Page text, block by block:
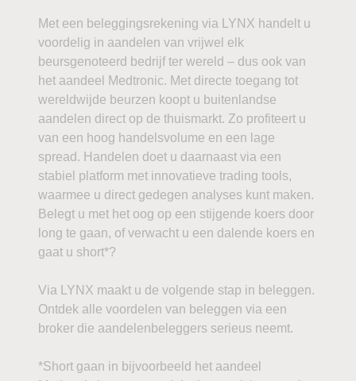
Met een beleggingsrekening via LYNX handelt u
voordelig in aandelen van vrijwel elk
beursgenoteerd bedrijf ter wereld – dus ook van
het aandeel Medtronic. Met directe toegang tot
wereldwijde beurzen koopt u buitenlandse
aandelen direct op de thuismarkt. Zo profiteert u
van een hoog handelsvolume en een lage
spread. Handelen doet u daarnaast via een
stabiel platform met innovatieve trading tools,
waarmee u direct gedegen analyses kunt maken.
Belegt u met het oog op een stijgende koers door
long te gaan, of verwacht u een dalende koers en
gaat u short*?
Via LYNX maakt u de volgende stap in beleggen.
Ontdek alle voordelen van beleggen via een
broker die aandelenbeleggers serieus neemt.
*Short gaan in bijvoorbeeld het aandeel